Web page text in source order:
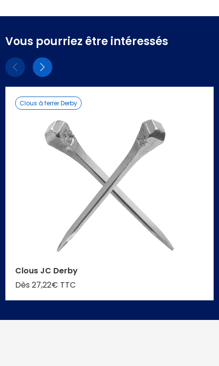
Vous pourriez être intéressés
ElémentsEléments
Clous à ferrer Derby
Clous JC Derby
Dès 27,22€ TTC